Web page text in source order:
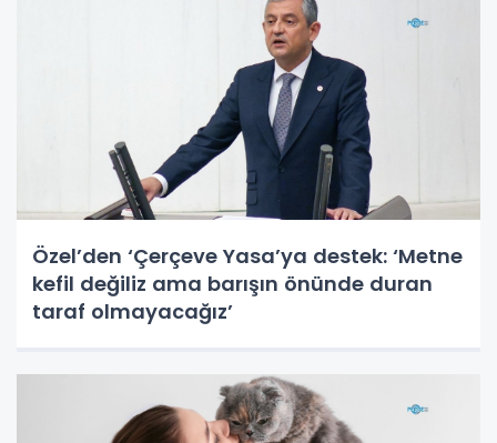
Özel’den ‘Çerçeve Yasa’ya destek: ‘Metne
kefil değiliz ama barışın önünde duran
taraf olmayacağız’